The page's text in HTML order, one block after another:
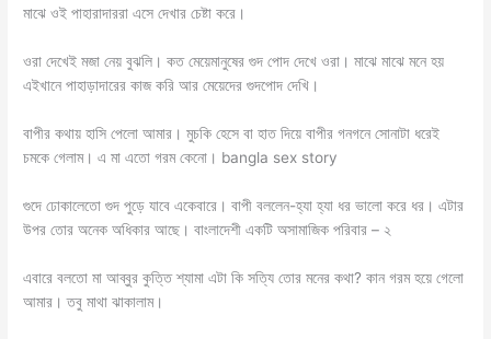
মাঝে ওই পাহারাদাররা এসে দেখার চেষ্টা করে।
ওরা দেখেই মজা নেয় বুঝলি। কত মেয়েমানুষের গুদ পোদ দেখে ওরা। মাঝে মাঝে মনে হয়
এইখানে পাহাড়াদারের কাজ করি আর মেয়েদের গুদপোদ দেখি।
বাপীর কথায় হাসি পেলো আমার। মুচকি হেসে বা হাত দিয়ে বাপীর গনগনে সোনাটা ধরেই
চমকে গেলাম। এ মা এতো গরম কেনো। bangla sex story
গুদে ঢোকালেতো গুদ পুড়ে যাবে একেবারে। বাপী বললেন-হ্যা হ্যা ধর ভালো করে ধর। এটার
উপর তোর অনেক অধিকার আছে। বাংলাদেশী একটি অসামাজিক পরিবার – ২
এবারে বলতো মা আব্বুর কুত্তি শ্যামা এটা কি সত্যি তোর মনের কথা? কান গরম হয়ে গেলো
আমার। তবু মাথা ঝাকালাম।